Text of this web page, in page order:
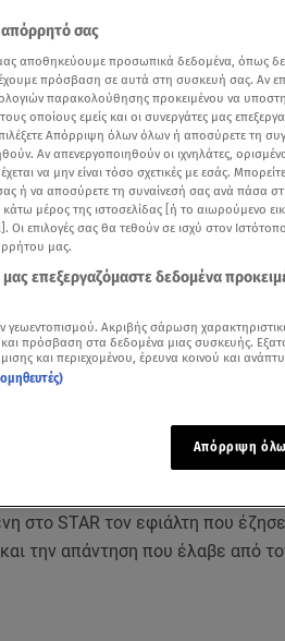
άρθρα μας στα αποτελέσματα
γυναίκας από τη Δράμα, η οποία
σεξουαλικής παρενόχλησης από
στο STAR τον εφιάλτη που
την απάντηση που έλαβε από
απόρρητό σας
αποθηκεύουμε προσωπικά δεδομένα, όπως
έχουμε πρόσβαση σε αυτά στη συσκευή σας. Αν
παρακολούθησης προκειμένου να
οποίους εμείς και οι συνεργάτες μας
Απόρριψη όλων όλων ή αποσύρετε τη
Αν απενεργοποιηθούν οι ιχνηλάτες,
να μην είναι τόσο σχετικές με εσάς.
σας ή να αποσύρετε τη συναίνεσή σας ανά πάσα
μέρος της ιστοσελίδας [ή το αιωρούμενο
Οι επιλογές σας θα τεθούν σε ισχύ στον
μας.
μας επεξεργαζόμαστε δεδομένα
Ακριβής σάρωση
πρόσβαση στα δεδομένα μιας συσκευής.
και περιεχομένου, έρευνα κοινού και
Απόρριψη